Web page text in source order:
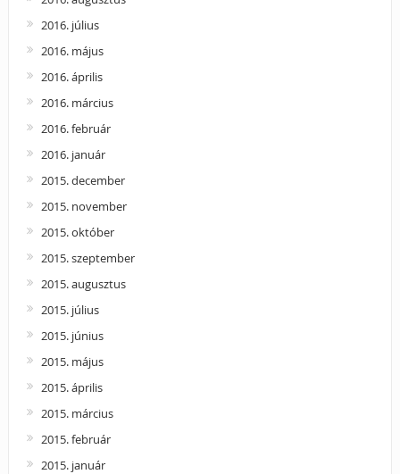
2016. július
2016. május
2016. április
2016. március
2016. február
2016. január
2015. december
2015. november
2015. október
2015. szeptember
2015. augusztus
2015. július
2015. június
2015. május
2015. április
2015. március
2015. február
2015. január